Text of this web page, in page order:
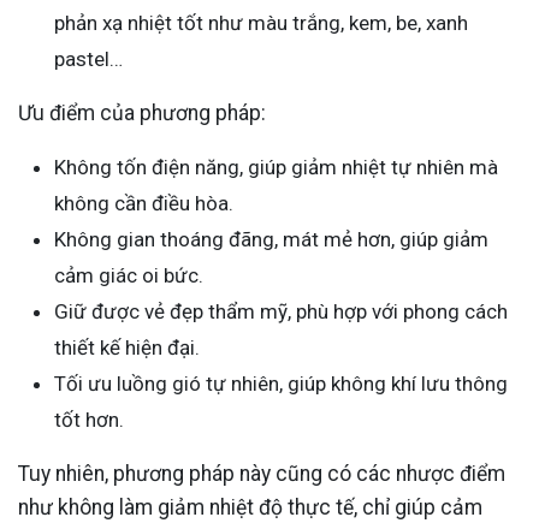
phản xạ nhiệt tốt như màu trắng, kem, be, xanh
pastel…
Ưu điểm của phương pháp:
Không tốn điện năng, giúp giảm nhiệt tự nhiên mà
không cần điều hòa.
Không gian thoáng đãng, mát mẻ hơn, giúp giảm
cảm giác oi bức.
Giữ được vẻ đẹp thẩm mỹ, phù hợp với phong cách
thiết kế hiện đại.
Tối ưu luồng gió tự nhiên, giúp không khí lưu thông
tốt hơn.
Tuy nhiên, phương pháp này cũng có các nhược điểm
như không làm giảm nhiệt độ thực tế, chỉ giúp cảm